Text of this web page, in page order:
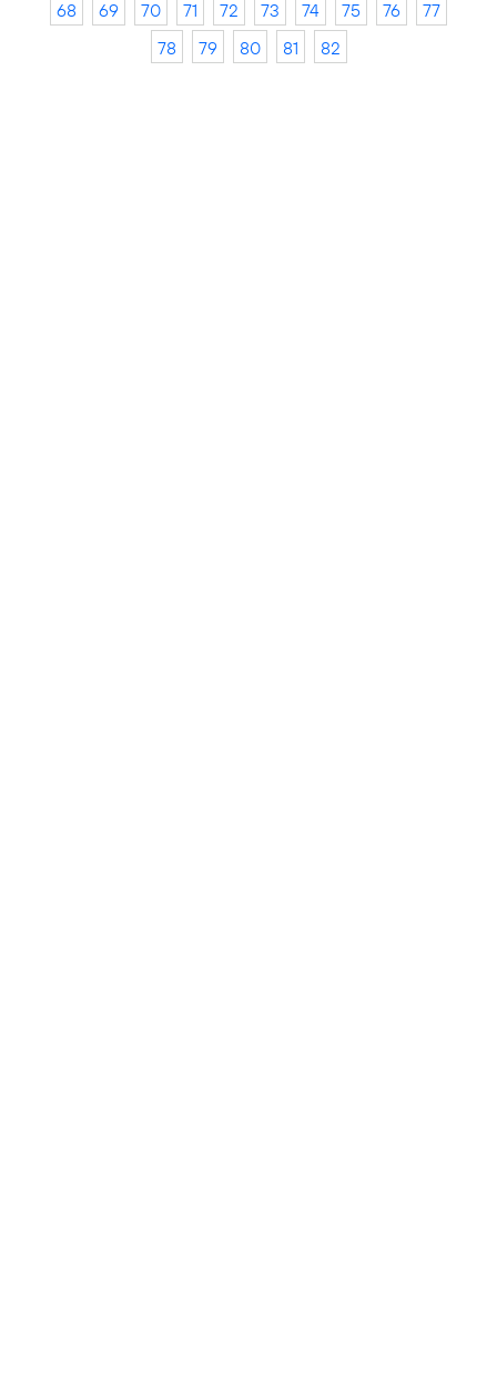
68 69 70 71 72 73 74 75 76
77
78
79 80 81 82